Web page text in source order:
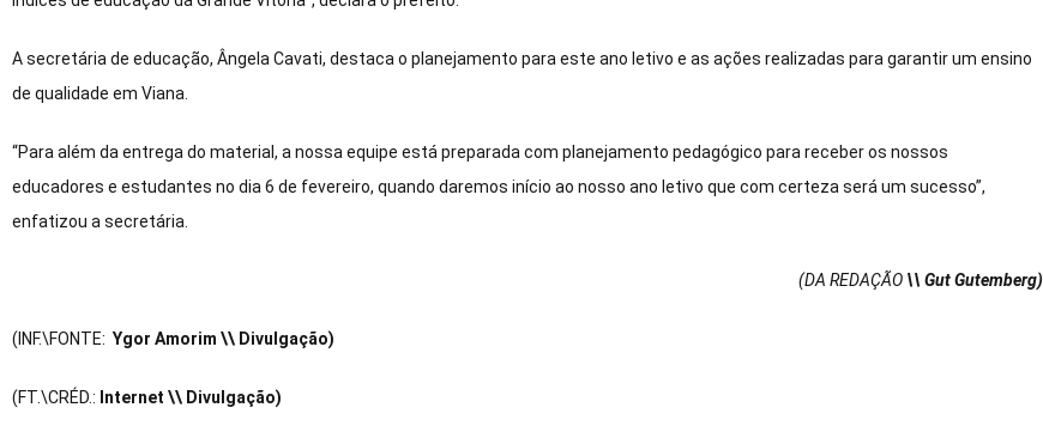
A secretária de educação, Ângela Cavati, destaca o planejamento para este ano letivo e as ações realizadas para garantir um ensino
de qualidade em Viana.
“Para além da entrega do material, a nossa equipe está preparada com planejamento pedagógico para receber os nossos
educadores e estudantes no dia 6 de fevereiro, quando daremos início ao nosso ano letivo que com certeza será um sucesso”,
enfatizou a secretária.
(DA REDAÇÃO \\ Gut Gutemberg)
(INF.\FONTE: Ygor Amorim \\ Divulgação)
(FT.\CRÉD.: Internet \\ Divulgação)